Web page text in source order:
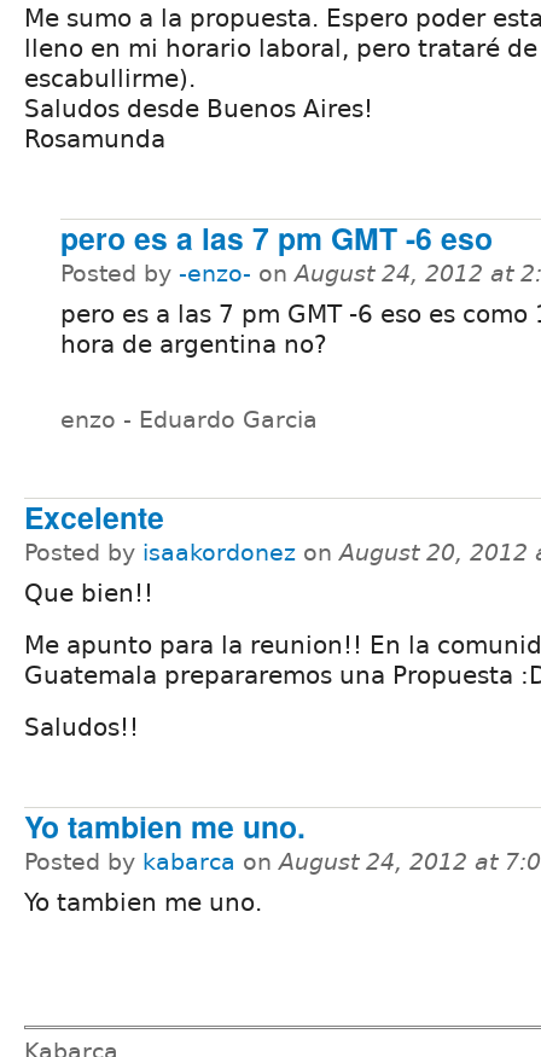
Me sumo a la propuesta. Espero poder
lleno en mi horario laboral, pero trataré de
escabullirme).
Saludos desde Buenos Aires!
Rosamunda
pero es a las 7 pm GMT -6 eso
Posted by -enzo- onAugust 24, 2012 at
pero es a las 7 pm GMT -6 eso es como
hora de argentina no?
enzo - Eduardo Garcia
Excelente
Posted by isaakordonez onAugust 20, 2012
Que bien!!
Me apunto para la reunion!! En la
Guatemala prepararemos una Propuesta
Saludos!!
Yo tambien me uno.
Posted by kabarca onAugust 24, 2012 at
Yo tambien me uno.